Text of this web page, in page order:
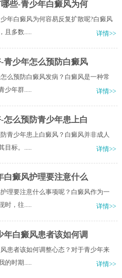
些-青少年白癜风为何
年白癜风为何容易反复扩散呢?白癜风
且多数.....
详情>>
青少年怎么预防白癜风
么预防白癜风发病？白癜风是一种常
年群.....
详情>>
怎么预防青少年患上白
青少年患上白癜风？白癜风并非成人
标。.....
详情>>
白癜风护理要注意什么
理要注意什么事项呢？白癜风作为一
时，往.....
详情>>
年白癜风患者该如何调
患者该如何调整心态？对于青少年来
的时期.....
详情>>